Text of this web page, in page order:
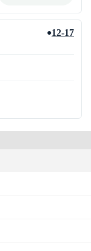
●12-17